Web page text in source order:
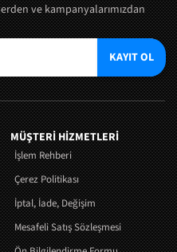
ve kampanyalarımızdan
KAYIT OL
MÜŞTERI HIZMETLERI
İşlem Rehberi
Çerez Politikası
İptal, İade, Değişim
Mesafeli Satış Sözleşmesi